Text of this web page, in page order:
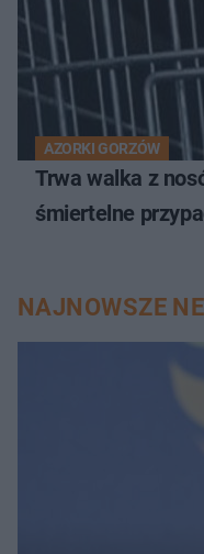
AZORKI GORZÓW
Trwa walka z
śmiertelne
NAJNOWSZE